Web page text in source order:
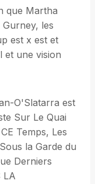
que Martha
les
est x est et
et une vision
O'Slatarra est
Sur Le Quai
Temps, Les
la Garde du
Derniers
LA